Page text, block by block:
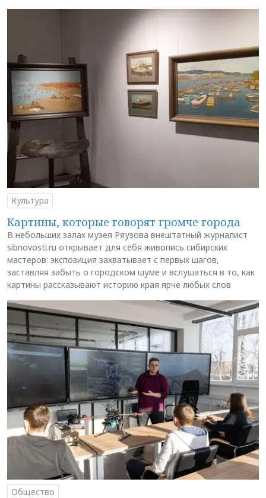
Культура
Картины, которые говорят громче города
В небольших залах музея Ряузова внештатный журналист
sibnovosti.ru открывает для себя живопись сибирских
мастеров: экспозиция захватывает с первых шагов,
заставляя забыть о городском шуме и вслушаться в то, как
картины рассказывают историю края ярче любых слов
Общество